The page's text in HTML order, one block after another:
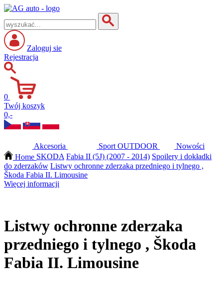
Zaloguj sie
Rejestracja
0
Twój koszyk
0,-
Akcesoria Sport OUTDOOR
Nowości
Home SKODA Fabia II (5J) (2007 - 2014) Spoilery i dokładki
do zderzaków Listwy ochronne zderzaka przedniego i tylnego ,
Škoda Fabia II. Limousine
Więcej informacji
Listwy ochronne zderzaka
przedniego i tylnego , Škoda
Fabia II. Limousine